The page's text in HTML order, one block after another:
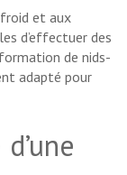
et aux
d’effectuer des
de nids-
adapté pour